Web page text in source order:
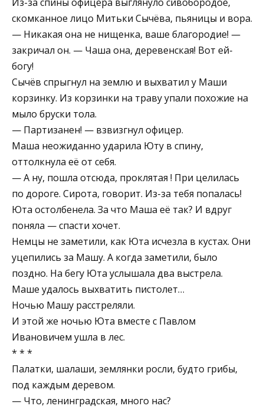
скомканное лицо Митьки Сычёва, пьяницы и вора.
— Никакая она не нищенка, ваше благородие! —
закричал он. — Чаша она, деревенская! Вот ей-
богу!
Сычёв спрыгнул на землю и выхватил у Маши
корзинку. Из корзинки на траву упали похожие на
мыло бруски тола.
— Партизанен! — взвизгнул офицер.
Маша неожиданно ударила Юту в спину,
оттолкнула её от себя.
— А ну, пошла отсюда, проклятая ! При целилась
по дороге. Сирота, говорит. Из-за тебя попалась!
Юта остолбенела. За что Маша её так? И вдруг
поняла — спасти хочет.
Немцы не заметили, как Юта исчезла в кустах. Они
уцепились за Машу. А когда заметили, было
поздно. На бегу Юта услышала два выстрела.
Маше удалось выхватить пистолет…
Ночью Машу расстреляли.
И этой же ночью Юта вместе с Павлом
Ивановичем ушла в лес.
* * *
Палатки, шалаши, землянки росли, будто грибы,
под каждым деревом.
— Что, ленинградская, много нас?